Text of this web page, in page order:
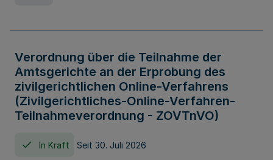
Verordnung über die Teilnahme der
Amtsgerichte an der Erprobung des
zivilgerichtlichen Online-Verfahrens
(Zivilgerichtliches-Online-Verfahren-
Teilnahmeverordnung - ZOVTnVO)
In Kraft Seit 30. Juli 2026